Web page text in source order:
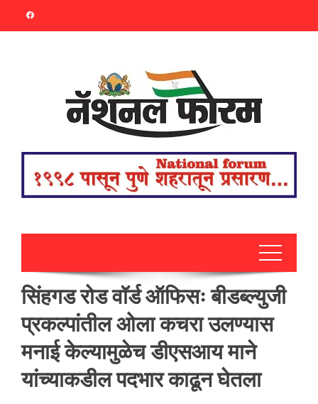
सिंहगड रोड वॉर्ड ऑफिसः बीडब्ल्युजी
प्रकल्पांतील ओला कचरा उलण्यास
मनाई केल्यामुळेच डीएसआय माने
यांच्याकडील पदभार काढून घेतला